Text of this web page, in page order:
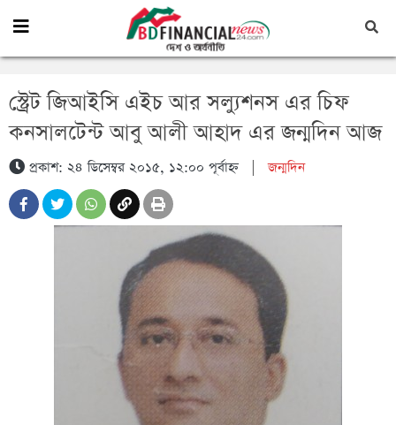
স্ট্রেট জিআইসি এইচ আর সল্যুশনস এর চিফ
কনসালটেন্ট আবু আলী আহাদ এর জন্মদিন আজ
প্রকাশ: ২৪ ডিসেম্বর ২০১৫, ১২:০০ পূর্বাহ্ন|জন্মদিন